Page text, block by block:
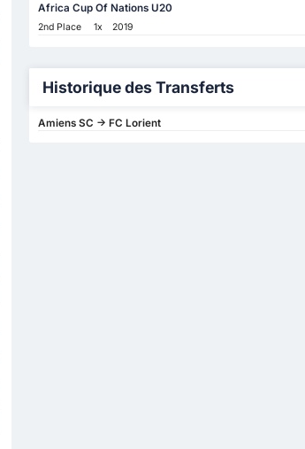
Africa Cup Of Nations U20
2nd Place 1x 2019
Historique des Transferts
Amiens SC -> FC Lorient